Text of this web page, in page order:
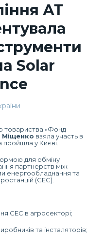
АТ
Solar
товариства «Фонд
Міщенко взяла участь в
у Києві.
для обміну
партнерств між
енергообладнання та
(СЕС).
СЕС в агросекторі;
та інсталяторів;